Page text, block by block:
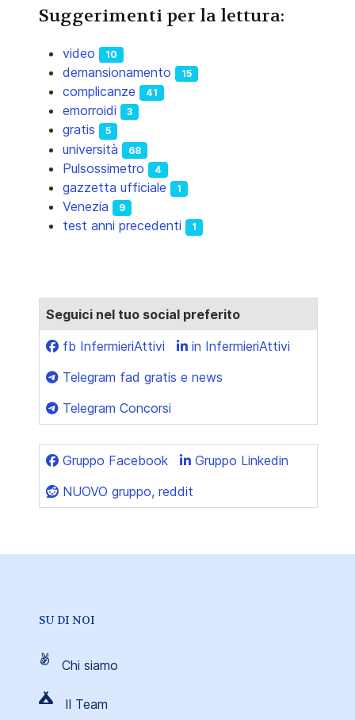
Suggerimenti per la lettura:
video 10
demansionamento 15
complicanze 41
emorroidi 3
gratis 5
università 68
Pulsossimetro 4
gazzetta ufficiale 1
Venezia 9
test anni precedenti 1
Seguici nel tuo social preferito
fb InfermieriAttivi
in InfermieriAttivi
Telegram fad gratis e news
Telegram Concorsi
Gruppo Facebook
Gruppo Linkedin
NUOVO gruppo, reddit
SU DI NOI
Chi siamo
Il Team